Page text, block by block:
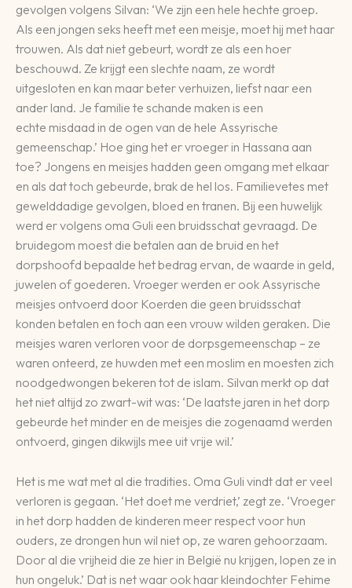
gevolgen volgens Silvan: ‘We zijn een hele hechte groep.
Als een jongen seks heeft met een meisje, moet hij met haar
trouwen. Als dat niet gebeurt, wordt ze als een hoer
beschouwd. Ze krijgt een slechte naam, ze wordt
uitgesloten en kan maar beter verhuizen, liefst naar een
ander land. Je familie te schande maken is een
echte misdaad in de ogen van de hele Assyrische
gemeenschap.’ Hoe ging het er vroeger in Hassana aan
toe? Jongens en meisjes hadden geen omgang met elkaar
en als dat toch gebeurde, brak de hel los. Familievetes met
gewelddadige gevolgen, bloed en tranen. Bij een huwelijk
werd er volgens oma Guli een bruidsschat gevraagd. De
bruidegom moest die betalen aan de bruid en het
dorpshoofd bepaalde het bedrag ervan, de waarde in geld,
juwelen of goederen. Vroeger werden er ook Assyrische
meisjes ontvoerd door Koerden die geen bruidsschat
konden betalen en toch aan een vrouw wilden geraken. Die
meisjes waren verloren voor de dorpsgemeenschap – ze
waren onteerd, ze huwden met een moslim en moesten zich
noodgedwongen bekeren tot de islam. Silvan merkt op dat
het niet altijd zo zwart-wit was: ‘De laatste jaren in het dorp
gebeurde het minder en de meisjes die zogenaamd werden
ontvoerd, gingen dikwijls mee uit vrije wil.’
Het is me wat met al die tradities. Oma Guli vindt dat er veel
verloren is gegaan. ‘Het doet me verdriet,’ zegt ze. ‘Vroeger
in het dorp hadden de kinderen meer respect voor hun
ouders, ze drongen hun wil niet op, ze waren gehoorzaam.
Door al die vrijheid die ze hier in België nu krijgen, lopen ze in
hun ongeluk.’ Dat is net waar ook haar kleindochter Fehime